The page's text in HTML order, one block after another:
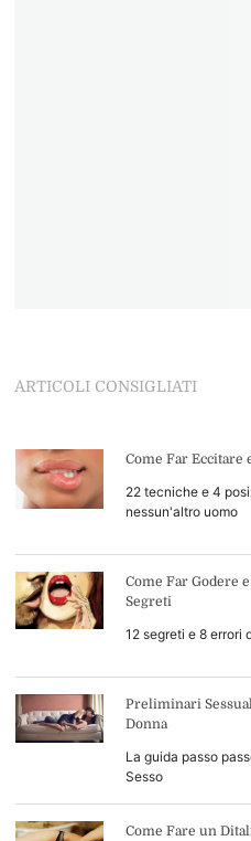
ARTICOLI CONSIGLIATI
Come Far Eccitare
22 tecniche e 4
nessun'altro uomo
Come Far Godere
Segreti
12 segreti e 8 errori
Preliminari
Donna
La guida passo
Sesso
Come Fare un